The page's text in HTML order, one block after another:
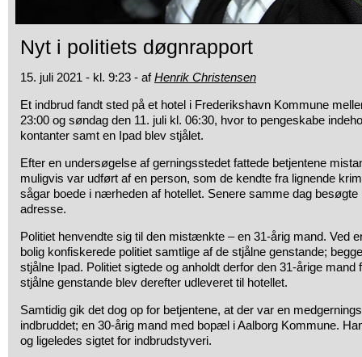
Nyt i politiets døgnrapport
15. juli 2021 - kl. 9:23 - afHenrik Christensen
Et indbrud fandt sted på et hotel i Frederikshavn Kommune
23:00 og søndag den 11. juli kl. 06:30, hvor to pengeskabe
kontanter samt en Ipad blev stjålet.
Efter en undersøgelse af gerningsstedet fattede betjentene
muligvis var udført af en person, som de kendte fra lignende
sågar boede i nærheden af hotellet. Senere samme dag
adresse.
Politiet henvendte sig til den mistænkte – en 31-årig mand. Ved
bolig konfiskerede politiet samtlige af de stjålne genstande;
stjålne Ipad. Politiet sigtede og anholdt derfor den 31-årige mand
stjålne genstande blev derefter udleveret til hotellet.
Samtidig gik det dog op for betjentene, at der var en
indbruddet; en 30-årig mand med bopæl i Aalborg Kommune.
og ligeledes sigtet for indbrudstyveri.